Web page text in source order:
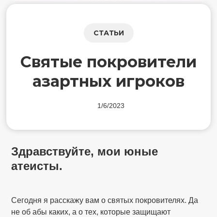
СТАТЬИ
Святые покровители
азартных игроков
1/6/2023
Здравствуйте, мои юные
атеисты.
Сегодня я расскажу вам о святых покровителях. Да
не об абы каких, а о тех, которые защищают